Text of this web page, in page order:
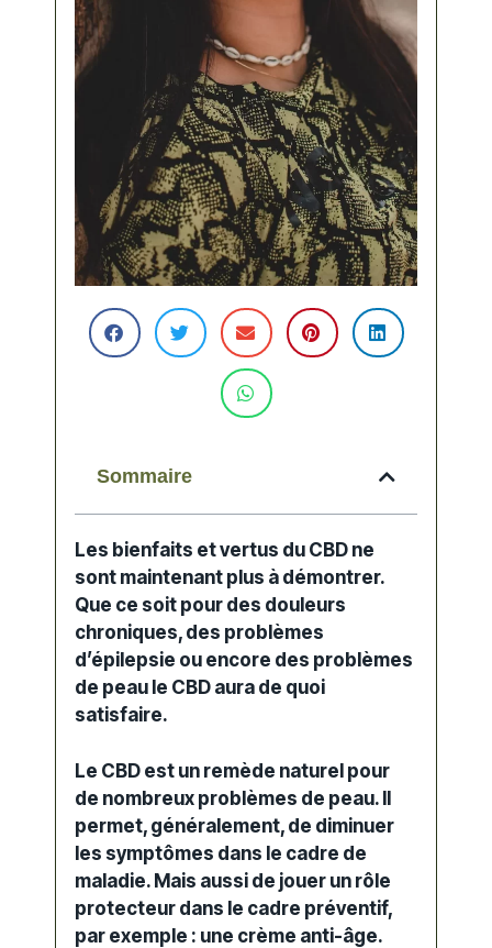
Sommaire
Les bienfaits et vertus du CBD ne
sont maintenant plus à démontrer.
Que ce soit pour des douleurs
chroniques, des problèmes
d’épilepsie ou encore des problèmes
de peau le CBD aura de quoi
satisfaire.
Le CBD est un remède naturel pour
de nombreux problèmes de peau. Il
permet, généralement, de diminuer
les symptômes dans le cadre de
maladie. Mais aussi de jouer un rôle
protecteur dans le cadre préventif,
par exemple : une crème anti-âge.